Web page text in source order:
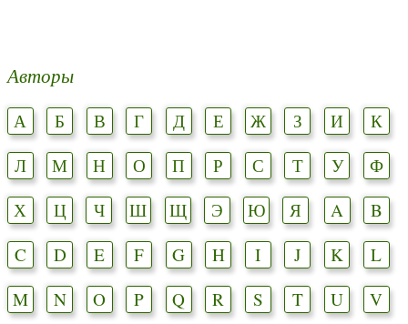
Авторы
А Б В Г Д Е Ж З И
К
Л
М Н О П Р С Т У
Ф
Х
Ц Ч Ш Щ Э Ю Я A
B
C
D E F G H I J K
L
M
N O P Q R S T U
V